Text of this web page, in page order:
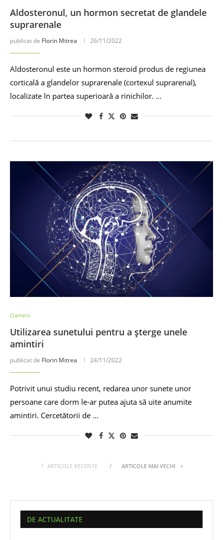
Aldosteronul, un hormon secretat de glandele
suprarenale
publicat de Florin Mitrea 26/11/2022
Aldosteronul este un hormon steroid produs de regiunea
corticală a glandelor suprarenale (cortexul suprarenal),
localizate în partea superioară a rinichilor. …
Oameni
Utilizarea sunetului pentru a șterge unele
amintiri
publicat de Florin Mitrea 24/11/2022
Potrivit unui studiu recent, redarea unor sunete unor
persoane care dorm le-ar putea ajuta să uite anumite
amintiri. Cercetătorii de …
ARTICOLE RECENTE ARTICOLE MAI VECHI
DE ACTUALITATE